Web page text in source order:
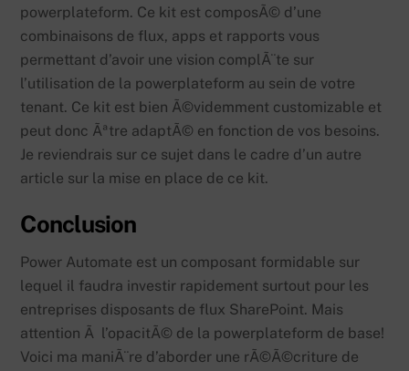
powerplateform. Ce kit est composÃ© d’une
combinaisons de flux, apps et rapports vous
permettant d’avoir une vision complÃ¨te sur
l’utilisation de la powerplateform au sein de votre
tenant. Ce kit est bien Ã©videmment customizable et
peut donc Ãªtre adaptÃ© en fonction de vos besoins.
Je reviendrais sur ce sujet dans le cadre d’un autre
article sur la mise en place de ce kit.
Conclusion
Power Automate est un composant formidable sur
lequel il faudra investir rapidement surtout pour les
entreprises disposants de flux SharePoint. Mais
attention Ã l’opacitÃ© de la powerplateform de base!
Voici ma maniÃ¨re d’aborder une rÃ©Ã©criture de